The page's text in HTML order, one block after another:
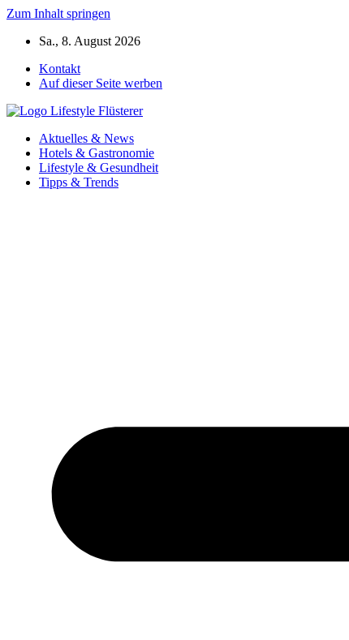
Zum Inhalt springen
Sa., 8. August 2026
Kontakt
Auf dieser Seite werben
Aktuelles & News
Hotels & Gastronomie
Lifestyle & Gesundheit
Tipps & Trends